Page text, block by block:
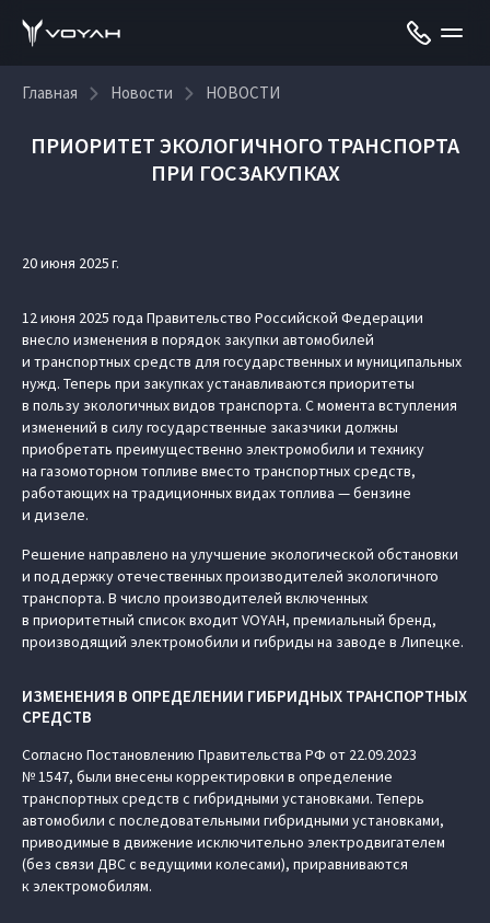
Главная Новости НОВОСТИ
ПРИОРИТЕТ ЭКОЛОГИЧНОГО ТРАНСПОРТА
ПРИ ГОСЗАКУПКАХ
20 июня 2025 г.
12 июня 2025 года Правительство Российской Федерации
внесло изменения в порядок закупки автомобилей
и транспортных средств для государственных и муниципальных
нужд. Теперь при закупках устанавливаются приоритеты
в пользу экологичных видов транспорта. С момента вступления
изменений в силу государственные заказчики должны
приобретать преимущественно электромобили и технику
на газомоторном топливе вместо транспортных средств,
работающих на традиционных видах топлива — бензине
и дизеле.
Решение направлено на улучшение экологической обстановки
и поддержку отечественных производителей экологичного
транспорта. В число производителей включенных
в приоритетный список входит VOYAH, премиальный бренд,
производящий электромобили и гибриды на заводе в Липецке.
ИЗМЕНЕНИЯ В ОПРЕДЕЛЕНИИ ГИБРИДНЫХ ТРАНСПОРТНЫХ
СРЕДСТВ
Согласно Постановлению Правительства РФ от 22.09.2023
№ 1547, были внесены корректировки в определение
транспортных средств с гибридными установками. Теперь
автомобили с последовательными гибридными установками,
приводимые в движение исключительно электродвигателем
(без связи ДВС с ведущими колесами), приравниваются
к электромобилям.